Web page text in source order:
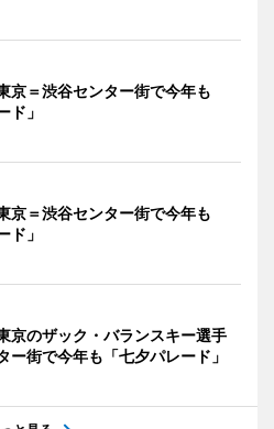
京＝渋谷センター街で今年も
ド」
京＝渋谷センター街で今年も
ド」
京のザック・バランスキー選手
ー街で今年も「七夕パレード」